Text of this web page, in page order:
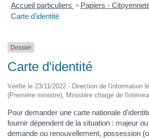
Accueil particuliers > Papiers -
Carte d'identité
Dossier
Carte d'identité
Vérifié le 23/11/2022 - Direction de l'information
(Première ministre), Ministère chargé de
Pour demander une carte nationale
fournir dépendent de la situation : majeur
demande ou renouvellement, possession